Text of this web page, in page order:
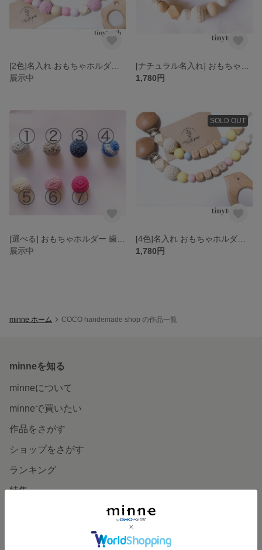
展示中
1,780円
展示中
SOLD OUT
1,780円
minne ホーム COCO handemade shop の作品一覧
minneを知る
minneについて
minneで買いたい
作品をさがす
ショップをさがす
ランキング
特集